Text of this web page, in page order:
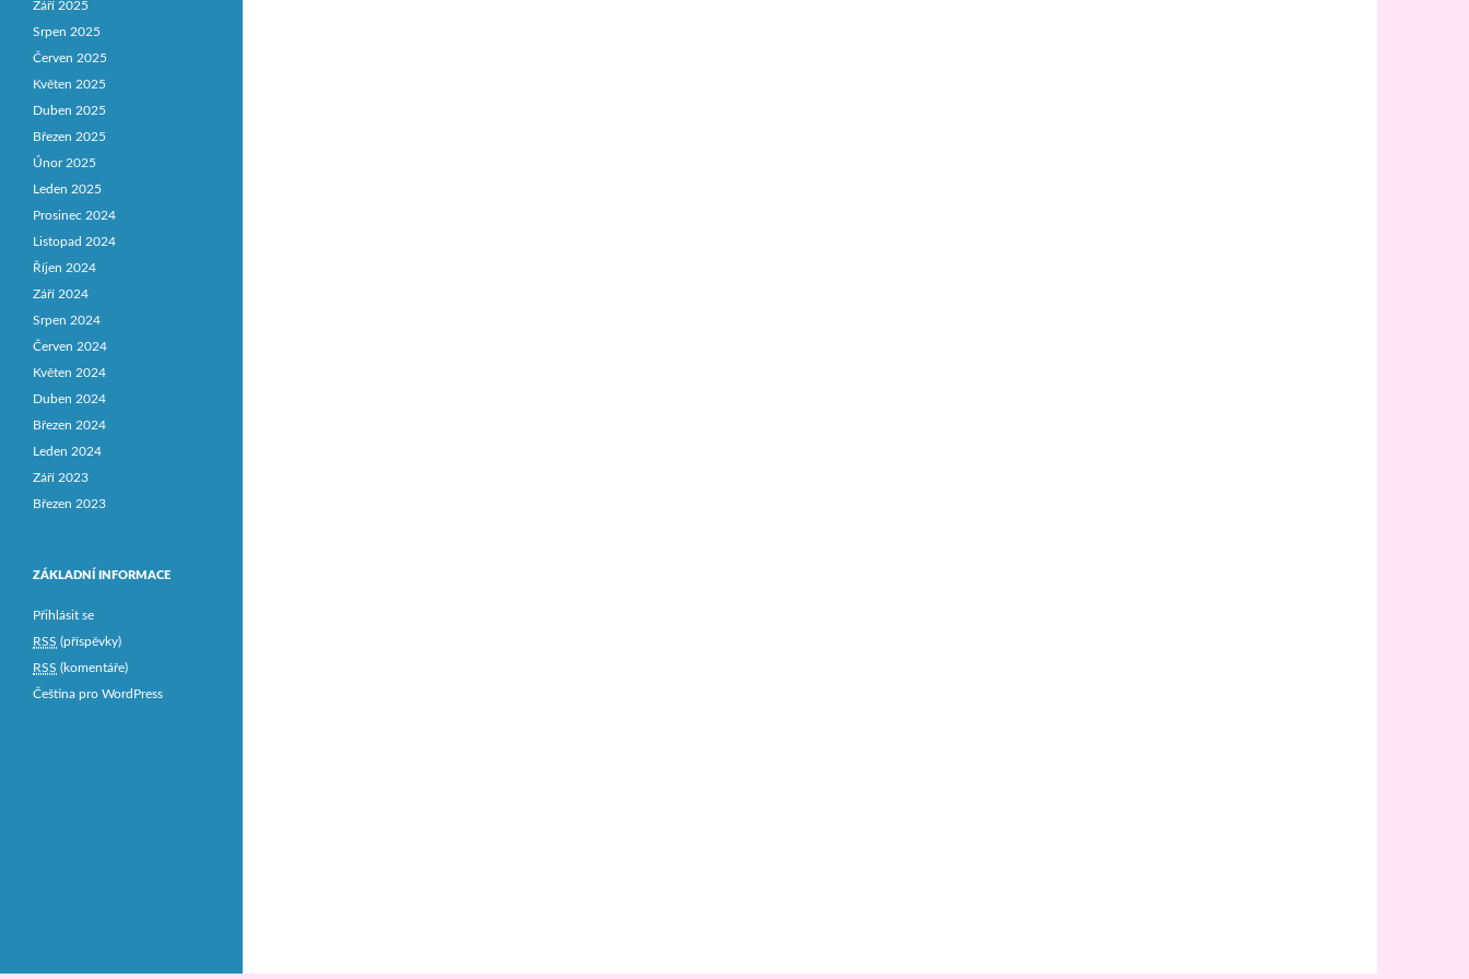
Září 2025
Srpen 2025
Červen 2025
Květen 2025
Duben 2025
Březen 2025
Únor 2025
Leden 2025
Prosinec 2024
Listopad 2024
Říjen 2024
Září 2024
Srpen 2024
Červen 2024
Květen 2024
Duben 2024
Březen 2024
Leden 2024
Září 2023
Březen 2023
ZÁKLADNÍ INFORMACE
Přihlásit se
RSS (příspěvky)
RSS (komentáře)
Čeština pro WordPress